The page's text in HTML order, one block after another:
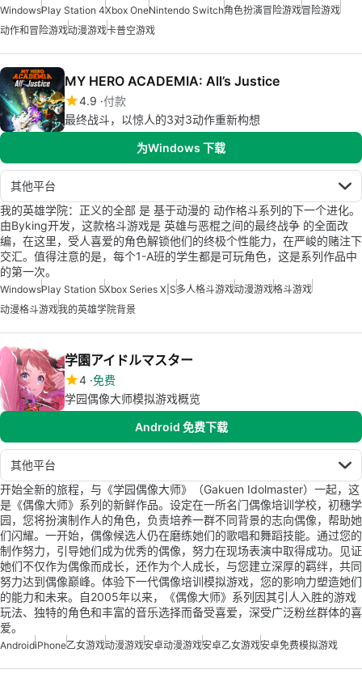
WindowsPlay Station 4Xbox OneNintendo Switch角色扮演冒险游戏冒险游戏
动作和冒险游戏动漫游戏卡普空游戏
MY HERO ACADEMIA: All’s Justice
4.9 付款
最终战斗，以惊人的3对3动作重新构想
为Windows 下载
其他平台
我的英雄学院：正义的全部 是 基于动漫的 动作格斗系列的下一个进化。
由Byking开发，这款格斗游戏是 英雄与恶棍之间的最终战争 的全面改
编，在这里，受人喜爱的角色解锁他们的终极个性能力，在严峻的赌注下
交汇。值得注意的是，每个1-A班的学生都是可玩角色，这是系列作品中
的第一次。
WindowsPlay Station 5Xbox Series X|S多人格斗游戏动漫游戏格斗游戏
动漫格斗游戏我的英雄学院背景
学園アイドルマスター
4 免费
学园偶像大师模拟游戏概览
Android 免费下载
其他平台
开始全新的旅程，与《学园偶像大师》（Gakuen Idolmaster）一起，这
是《偶像大师》系列的新鲜作品。设定在一所名门偶像培训学校，初穗学
园，您将扮演制作人的角色，负责培养一群不同背景的志向偶像，帮助她
们闪耀。一开始，偶像候选人仍在磨练她们的歌唱和舞蹈技能。通过您的
制作努力，引导她们成为优秀的偶像，努力在现场表演中取得成功。见证
她们不仅作为偶像而成长，还作为个人成长，与您建立深厚的羁绊，共同
努力达到偶像巅峰。体验下一代偶像培训模拟游戏，您的影响力塑造她们
的能力和未来。自2005年以来，《偶像大师》系列因其引人入胜的游戏
玩法、独特的角色和丰富的音乐选择而备受喜爱，深受广泛粉丝群体的喜
爱。
AndroidiPhone乙女游戏动漫游戏安卓动漫游戏安卓乙女游戏安卓免费模拟游戏